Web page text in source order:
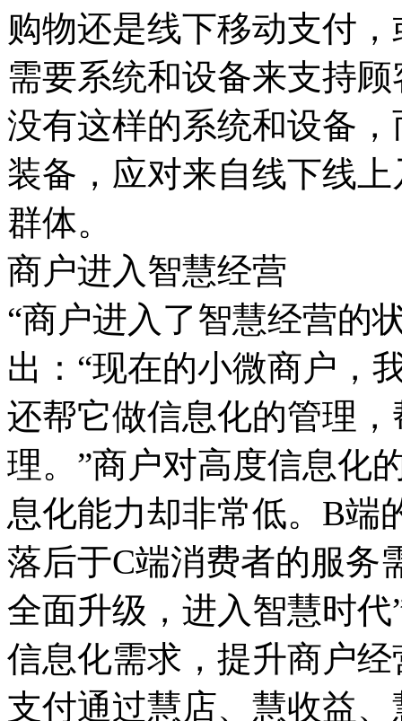
购物还是线下移动支付
需要系统和设备来支持
没有这样的系统和设备
装备，应对来自线下线
群体。
商户进入智慧经营
“商户进入了智慧经营的
出：“现在的小微商户，
还帮它做信息化的管理
理。”商户对高度信息化
息化能力却非常低。B端
落后于C端消费者的服务
全面升级，进入智慧时
信息化需求，提升商户
支付通过慧店、慧收益